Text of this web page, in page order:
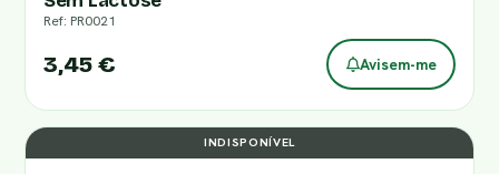
Ref: PR0021
3,45 € Avisem-me
INDISPONÍVEL